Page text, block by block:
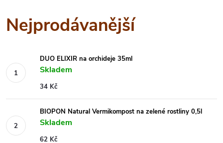
Nejprodávanější
DUO ELIXIR na orchideje 35ml
Skladem
34 Kč
BIOPON Natural Vermikompost na zelené rostliny 0,5l
Skladem
62 Kč